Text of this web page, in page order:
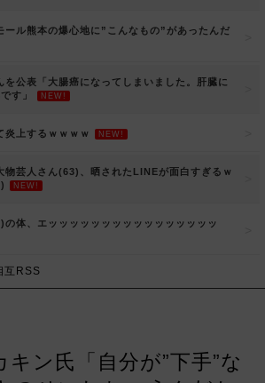
ール熊本の爆心地に”こんなもの”があったんだ
を公表「大腸癌になってしまいました。肝臓に
す」
NEW!
炎上するｗｗｗｗ NEW!
物芸人さん(63)、晒されたLINEが面白すぎるｗ
NEW!
の体、エッッッッッッッッッッッッッッッッ
RSS
キン氏「自分が”下手”な